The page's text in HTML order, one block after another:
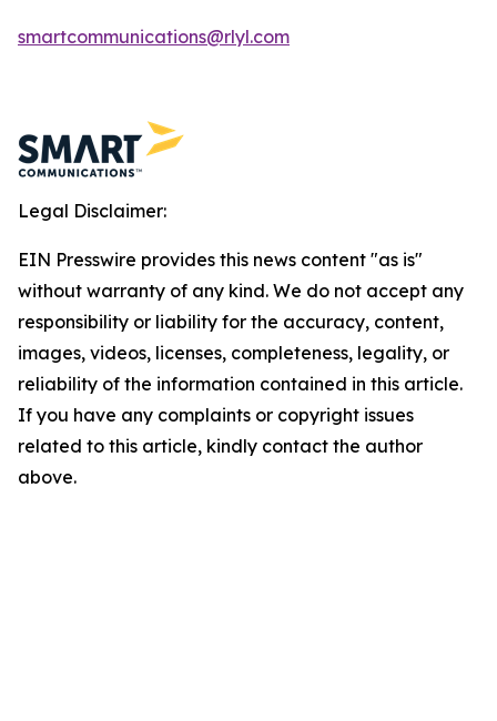
smartcommunications@rlyl.com
Legal Disclaimer:
EIN Presswire provides this news content "as is"
without warranty of any kind. We do not accept any
responsibility or liability for the accuracy, content,
images, videos, licenses, completeness, legality, or
reliability of the information contained in this article.
If you have any complaints or copyright issues
related to this article, kindly contact the author
above.